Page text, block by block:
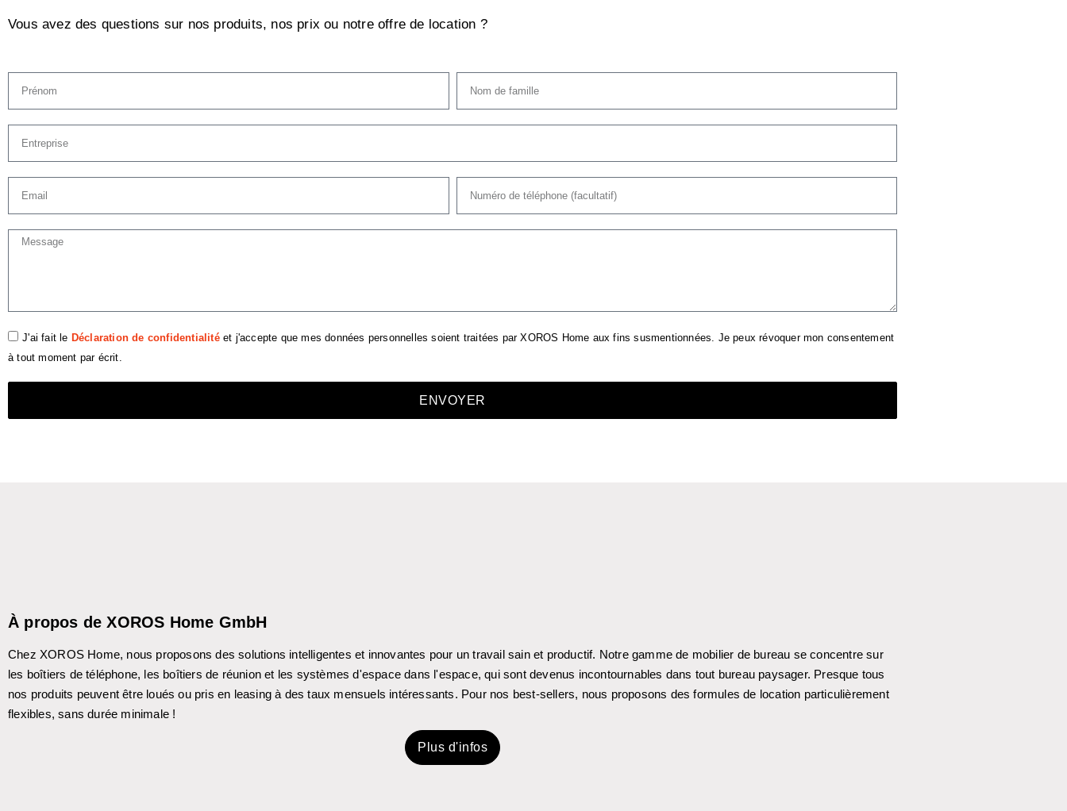
Vous avez des questions sur nos produits, nos prix ou notre offre de location ?
J'ai fait le Déclaration de confidentialitéet j'accepte que mes données personnelles soient traitées par XOROS Home aux fins susmentionnées. Je peux révoquer mon consentement
à tout moment par écrit.
ENVOYER
À propos de XOROS Home GmbH
Chez XOROS Home, nous proposons des solutions intelligentes et innovantes pour un travail sain et productif. Notre gamme de mobilier de bureau se concentre sur
les boîtiers de téléphone, les boîtiers de réunion et les systèmes d'espace dans l'espace, qui sont devenus incontournables dans tout bureau paysager. Presque tous
nos produits peuvent être loués ou pris en leasing à des taux mensuels intéressants. Pour nos best-sellers, nous proposons des formules de location particulièrement
flexibles, sans durée minimale !
Plus d'infos